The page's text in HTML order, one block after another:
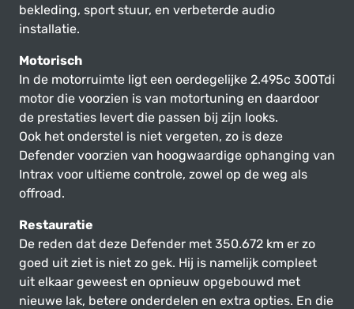
bekleding, sport stuur, en verbeterde audio
installatie.
Motorisch
In de motorruimte ligt een oerdegelijke 2.495c 300Tdi
motor die voorzien is van motortuning en daardoor
de prestaties levert die passen bij zijn looks.
Ook het onderstel is niet vergeten, zo is deze
Defender voorzien van hoogwaardige ophanging van
Intrax voor ultieme controle, zowel op de weg als
offroad.
Restauratie
De reden dat deze Defender met 350.672 km er zo
goed uit ziet is niet zo gek. Hij is namelijk compleet
uit elkaar geweest en opnieuw opgebouwd met
nieuwe lak, betere onderdelen en extra opties. En die